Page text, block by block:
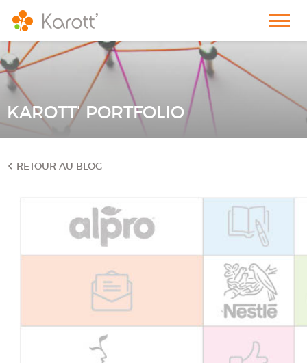
KAROTT’ PORTFOLIO
RETOUR AU BLOG